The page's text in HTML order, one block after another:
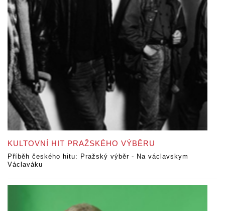
KULTOVNÍ HIT PRAŽSKÉHO VÝBĚRU
Příběh českého hitu: Pražský výběr - Na václavskym
Václaváku